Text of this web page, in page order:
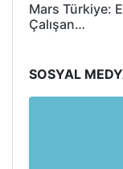
Mars Türkiye:
Çalışan…
SOSYAL